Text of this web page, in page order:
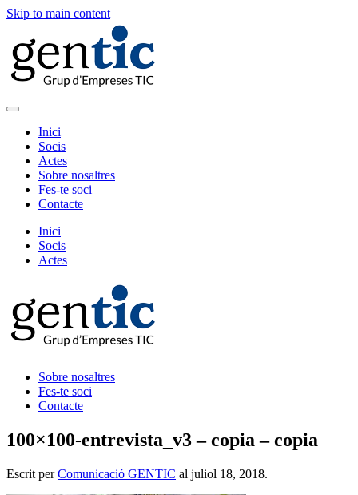
Skip to main content
Inici
Socis
Actes
Sobre nosaltres
Fes-te soci
Contacte
Inici
Socis
Actes
Sobre nosaltres
Fes-te soci
Contacte
100×100-entrevista_v3 – copia – copia
Escrit perComunicació GENTIC al juliol 18, 2018.